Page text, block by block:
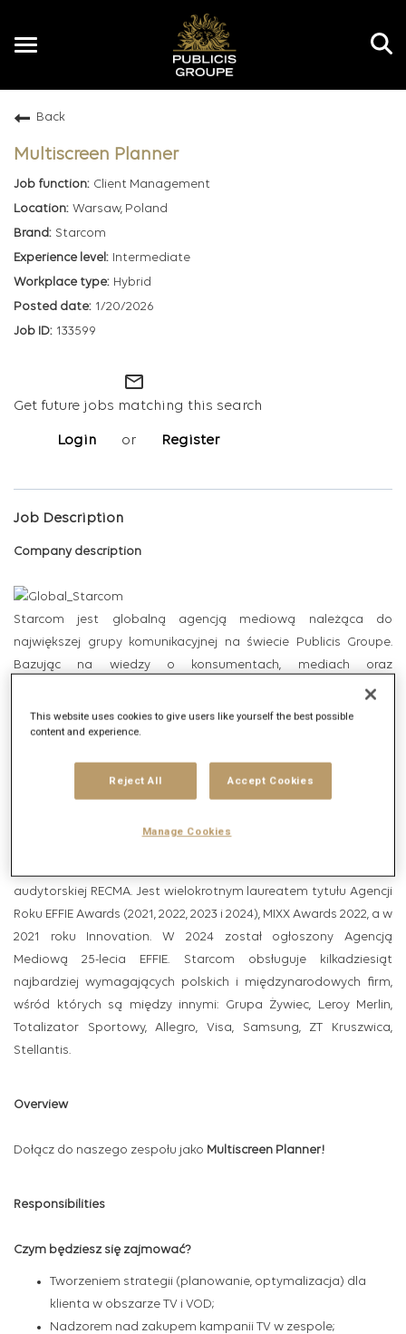
Toggle
Back
Multiscreen Planner
Client Management
Warsaw, Poland
Starcom
Intermediate
Hybrid
1/20/2026
133599
mail_outline
Get future jobs matching this search
Login or Register
Job Description
Company description
Starcom jest globalną agencją mediową należąca do
największej grupy komunikacyjnej na świecie Publicis Groupe.
Bazując na wiedzy o konsumentach, mediach oraz
technologiach, tworzy interakcje użytkowników z markami, które
mają istotny wpływ na rozwój biznesów Klientów. W Polsce
Starcom jest największą agencją mediową, zatrudniającą
usługi niezbędne do prowadzenia skutecznych działań
omnichannel: media, performance marketing, analitykę i
badania, technologię i zarządzanie danymi, content marketing
audytorskiej RECMA. Jest wielokrotnym laureatem tytułu Agencji
Roku EFFIE Awards (2021, 2022, 2023 i 2024), MIXX Awards 2022, a w
2021 roku Innovation. W 2024 został ogłoszony Agencją
Mediową 25-lecia EFFIE. Starcom obsługuje kilkadziesiąt
najbardziej wymagających polskich i międzynarodowych firm,
wśród których są między innymi: Grupa Żywiec, Leroy Merlin,
Totalizator Sportowy, Allegro, Visa, Samsung, ZT Kruszwica,
Stellantis.
Overview
Dołącz do naszego zespołu jako Multiscreen Planner!
Responsibilities
Czym będziesz się zajmować?
Tworzeniem strategii (planowanie, optymalizacja) dla
klienta w obszarze TV i VOD;
Nadzorem nad zakupem kampanii TV w zespole;
This website uses cookies to give users like yourself the best possible
content and experience.
Reject All Accept Cookies
Manage Cookies